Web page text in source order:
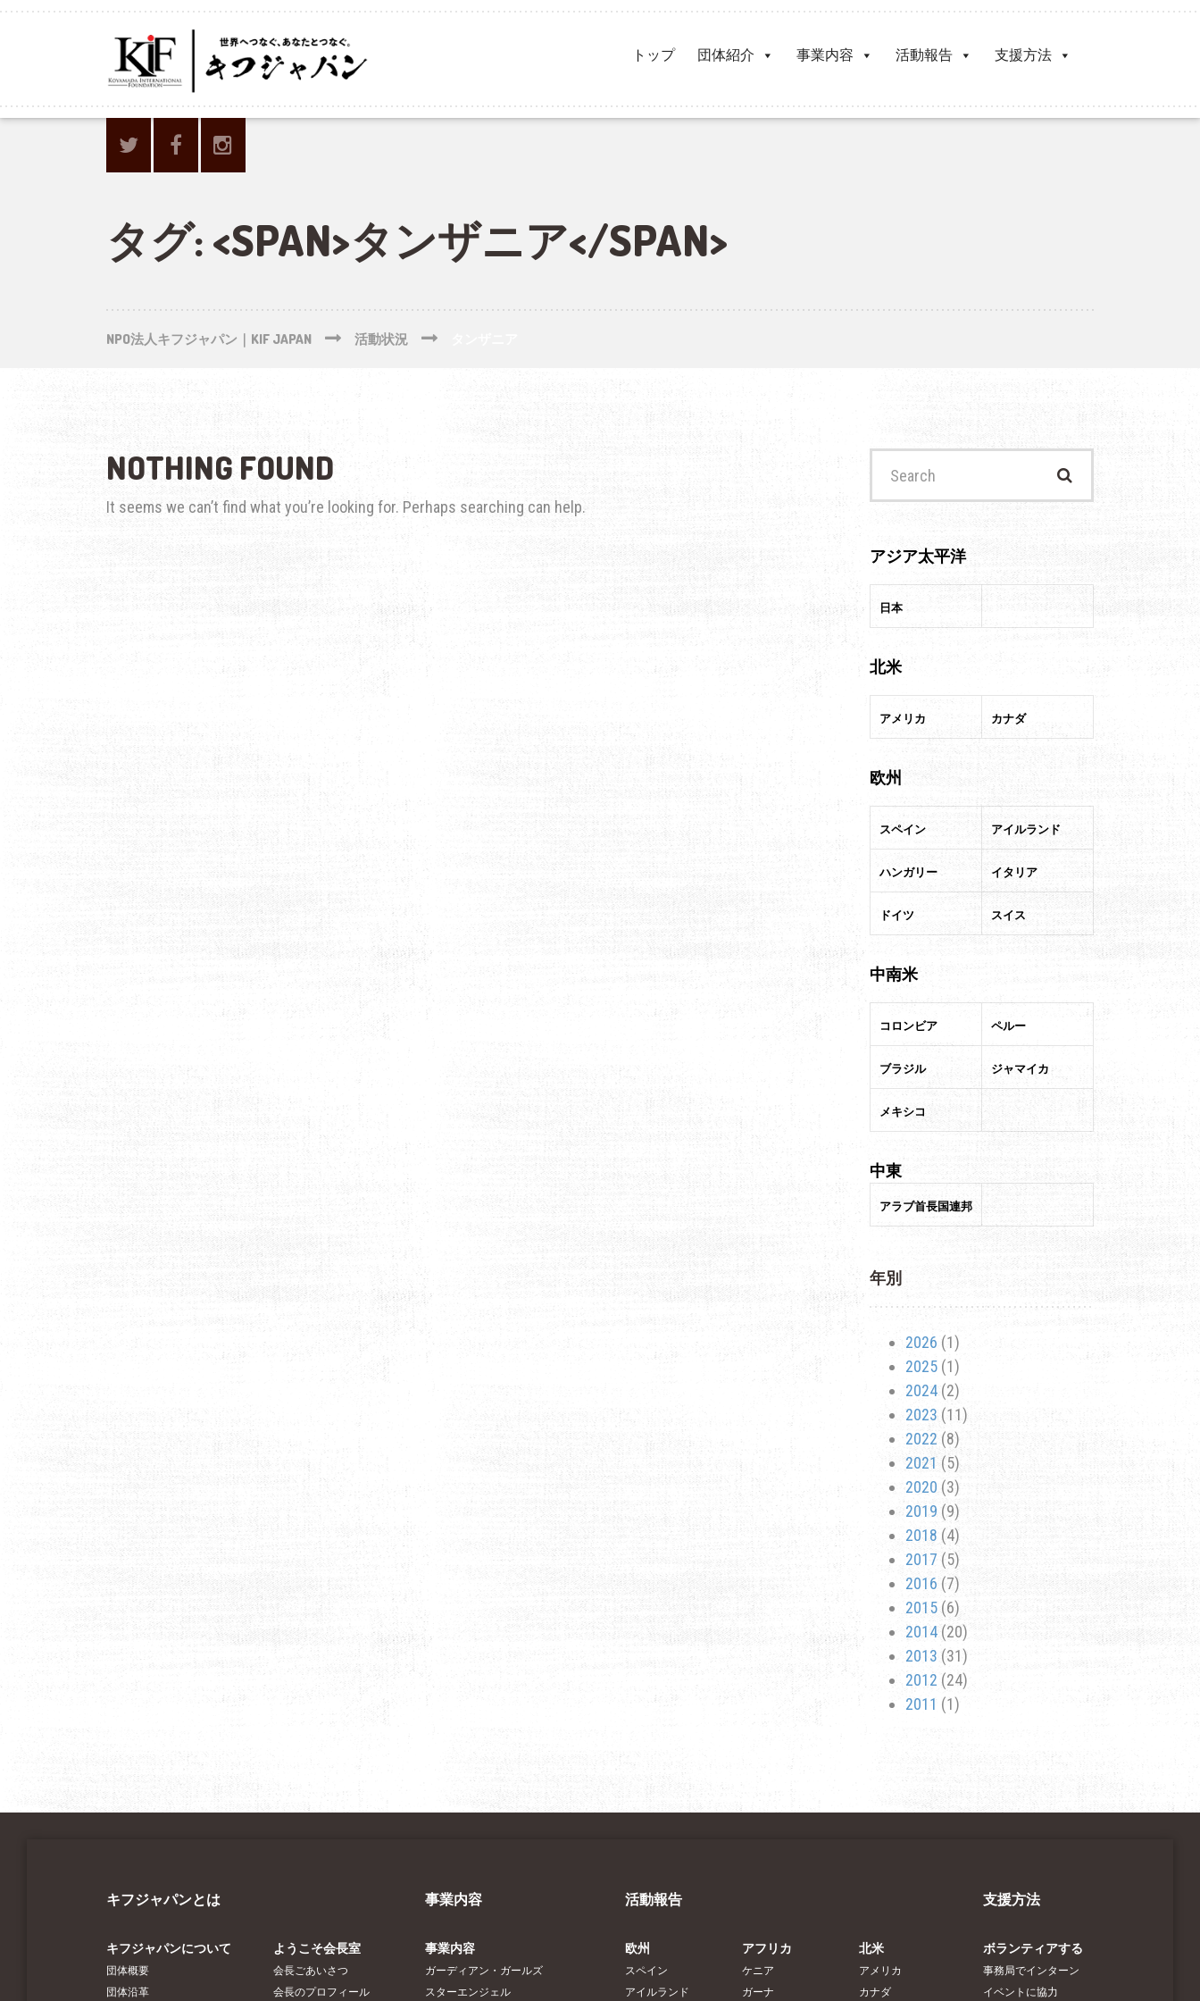
トップ 団体紹介 事業内容 活動報告 支援方法
タグ: <SPAN>タンザニア</SPAN>
NPO法人キフジャパン｜KIF JAPAN 活動状況
NOTHING FOUND
It seems we can’t find what you’re looking for. Perhaps searching can help.
アジア太平洋
日本
北米
アメリカ カナダ
欧州
スペイン アイルランド
ハンガリー イタリア
ドイツ スイス
中南米
コロンビア ペルー
ブラジル ジャマイカ
メキシコ
中東
アラブ首長国連邦
年別
2026 (1)
2025(1)
2024(2)
2023 (11)
2022 (8)
2021 (5)
2020 (3)
2019 (9)
2018 (4)
2017 (5)
2016 (7)
2015(6)
2014(20)
2013 (31)
2012 (24)
2011 (1)
キフジャパンとは
キフジャパンについて
団体概要
団体沿革
ようこそ会長室
会長ごあいさつ
会長のプロフィール
事業内容
事業内容
ガーディアン・ガールズ
スターエンジェル
活動報告
欧州
スペイン
アイルランド
アフリカ
ケニア
ガーナ
北米
アメリカ
カナダ
支援方法
ボランティアする
事務局でインターン
イベントに協力